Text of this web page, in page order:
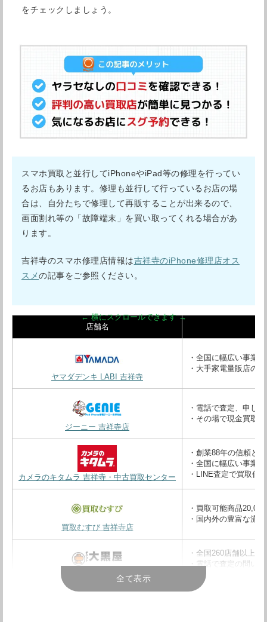
をチェックしましょう。
スマホ買取と並行してiPhoneやiPad等の修理を行ってい
るお店もあります。修理も並行して行っているお店の場
合は、自分たちで修理して再販することが出来るので、
画面割れ等の「故障端末」を買い取ってくれる場合があ
ります。
吉祥寺のスマホ修理店情報は吉祥寺のiPhone修理店オス
スメの記事をご参照ください。
店舗名
ヤマダデンキ LABI 吉祥寺
・全国に幅広い事業
・大手家電量販店の
ジーニー 吉祥寺店
・電話で査定、申し
・その場で現金買取
カメラのキタムラ 吉祥寺・中古買取センター
・創業88年の信頼と
・全国に幅広い事業
・LINE査定で買取価
買取むすび 吉祥寺店
・買取可能商品
・国内外の豊富な流
大黒屋 質吉祥寺買取センター
・全国260店舗以上
・電話で査定の問い
・買い取り実績No.1
全て表示